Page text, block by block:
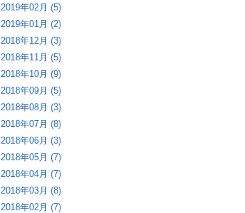
2019年02月 (5)
2019年01月 (2)
2018年12月 (3)
2018年11月 (5)
2018年10月 (9)
2018年09月 (5)
2018年08月 (3)
2018年07月 (8)
2018年06月 (3)
2018年05月 (7)
2018年04月 (7)
2018年03月 (8)
2018年02月 (7)